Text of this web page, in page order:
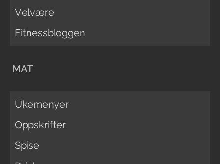
Velvære
Fitnessbloggen
MAT
Ukemenyer
Oppskrifter
Spise